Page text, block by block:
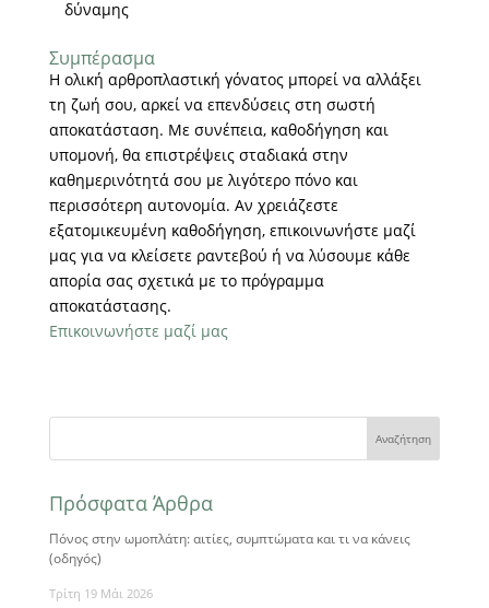
δύναμης
Συμπέρασμα
Η ολική αρθροπλαστική γόνατος μπορεί να αλλάξει
τη ζωή σου, αρκεί να επενδύσεις στη σωστή
αποκατάσταση. Με συνέπεια, καθοδήγηση και
υπομονή, θα επιστρέψεις σταδιακά στην
καθημερινότητά σου με λιγότερο πόνο και
περισσότερη αυτονομία. Αν χρειάζεστε
εξατομικευμένη καθοδήγηση, επικοινωνήστε μαζί
μας για να κλείσετε ραντεβού ή να λύσουμε κάθε
απορία σας σχετικά με το πρόγραμμα
αποκατάστασης.
Επικοινωνήστε μαζί μας
Πρόσφατα Άρθρα
Πόνος στην ωμοπλάτη: αιτίες, συμπτώματα και τι να κάνεις
(οδηγός)
Τρίτη 19 Μάι 2026